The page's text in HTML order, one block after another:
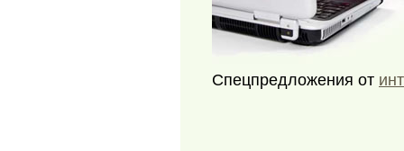
Спецпредложения от